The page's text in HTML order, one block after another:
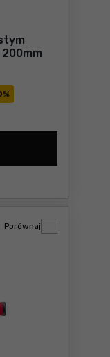
%
półokrągłe z
Porównaj